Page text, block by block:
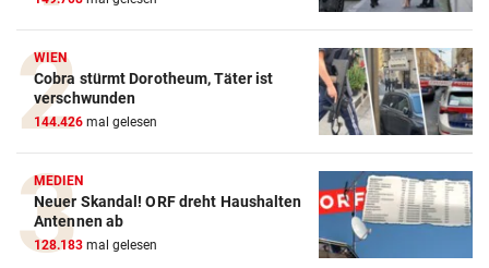
WIEN
Cobra stürmt Dorotheum, Täter ist
verschwunden
144.426 mal gelesen
MEDIEN
Neuer Skandal! ORF dreht Haushalten
Antennen ab
128.183 mal gelesen
ZUM VERGLEICH
Crosstrainer Vergleich
ZUM VERGLEICH
E-Bike Vergleich
ZUM VERGLEICH
Elektro-Scooter Vergleich
ZUM VERGLEICH